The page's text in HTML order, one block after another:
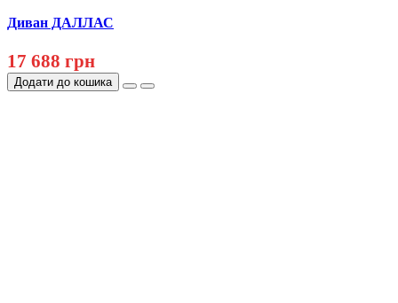
Диван ДАЛЛАС
17 688 грн
Додати до кошика